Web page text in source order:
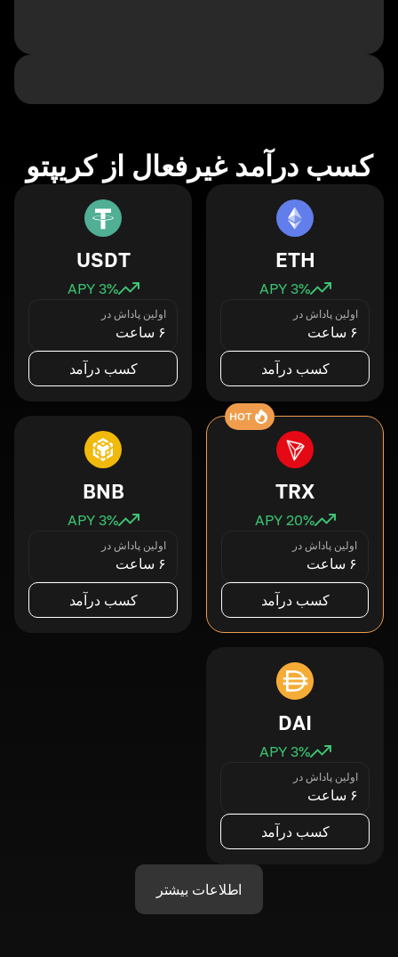
کسب درآمد غیرفعال از کریپتو
ETH
3% APY
اولین پاداش در
۶ ساعت
کسب درآمد
USDT
3% APY
اولین پاداش در
۶ ساعت
کسب درآمد
HOT
TRX
20% APY
اولین پاداش در
۶ ساعت
کسب درآمد
BNB
3% APY
اولین پاداش در
۶ ساعت
کسب درآمد
DAI
3% APY
اولین پاداش در
۶ ساعت
کسب درآمد
اطلاعات بیشتر